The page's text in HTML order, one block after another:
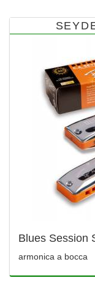
Blues Session
armonica a bocca